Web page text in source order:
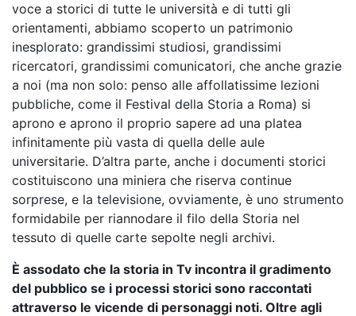
voce a storici di tutte le università e di tutti gli
orientamenti, abbiamo scoperto un patrimonio
inesplorato: grandissimi studiosi, grandissimi
ricercatori, grandissimi comunicatori, che anche grazie
a noi (ma non solo: penso alle affollatissime lezioni
pubbliche, come il Festival della Storia a Roma) si
aprono e aprono il proprio sapere ad una platea
infinitamente più vasta di quella delle aule
universitarie. D’altra parte, anche i documenti storici
costituiscono una miniera che riserva continue
sorprese, e la televisione, ovviamente, è uno strumento
formidabile per riannodare il filo della Storia nel
tessuto di quelle carte sepolte negli archivi.
È assodato che la storia in Tv incontra il gradimento
del pubblico se i processi storici sono raccontati
attraverso le vicende di personaggi noti. Oltre agli